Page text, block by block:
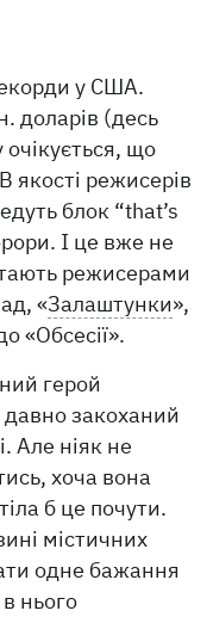
у США.
доларів (десь
що
якості режисерів
блок “that’s
І це вже не
режисерами
«Залаштунки»,
«Обсесії».
герой
давно закоханий
Але ніяк не
хоча вона
б це почути.
містичних
одне бажання
нього